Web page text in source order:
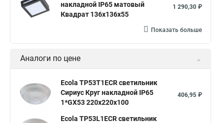
накладной IP65 матовый
Квадрат 136x136x55
1 290,30 ₽
Показать больше
Аналоги по цене
Ecola TP53T1ECR светильник
Сириус Круг накладной IP65
1*GX53 220х220х100
406,95 ₽
Ecola TP53L1ECR светильник